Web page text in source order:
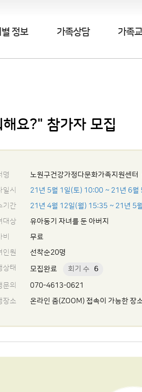
정보 가족상담 가족
요?" 참가자 모집
명
노원구건강가정다문화가족지원센터
일시
21년 5월 1일(토) 10:00 ~ 21년 6월
기간
21년 4월 12일(월) 15:35 ~ 21년 5
대상
유아동기 자녀를 둔 아버지
무료
인원
선착순20명
상태
모집완료 회기 수
6
문의
070-4613-0621
장소
온라인 줌(ZOOM) 접속이 가능한 장